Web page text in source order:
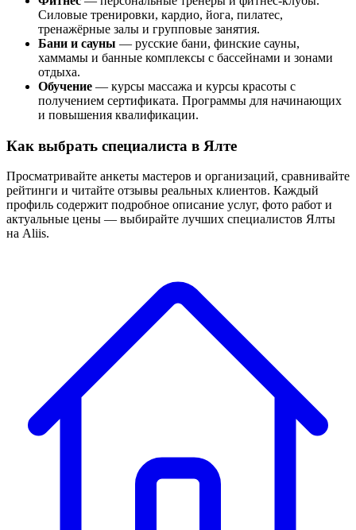
Силовые тренировки, кардио, йога, пилатес,
тренажёрные залы и групповые занятия.
Бани и сауны — русские бани, финские сауны,
хаммамы и банные комплексы с бассейнами и зонами
отдыха.
Обучение — курсы массажа и курсы красоты с
получением сертификата. Программы для начинающих
и повышения квалификации.
Как выбрать специалиста в Ялте
Просматривайте анкеты мастеров и организаций, сравнивайте
рейтинги и читайте отзывы реальных клиентов. Каждый
профиль содержит подробное описание услуг, фото работ и
актуальные цены — выбирайте лучших специалистов Ялты
на Aliis.